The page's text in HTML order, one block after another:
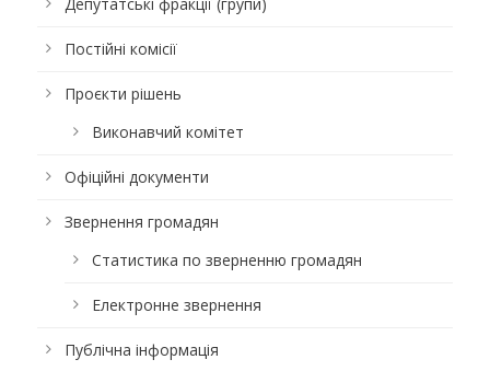
Постійні комісії
Проєкти рішень
Виконавчий комітет
Офіційні документи
Звернення громадян
Статистика по зверненню громадян
Електронне звернення
Публічна інформація